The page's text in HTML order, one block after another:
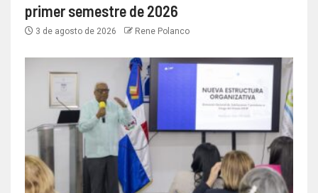
primer semestre de 2026
3 de agosto de 2026 Rene Polanco